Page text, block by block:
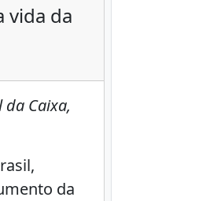
vida da
da Caixa,
da